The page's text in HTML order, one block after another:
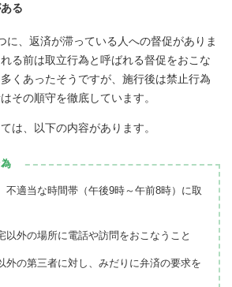
る
に、返済が滞っている人への督促がありま
る前は取立行為と呼ばれる督促をおこな
くあったそうですが、施行後は禁止行為
その順守を徹底しています。
は、以下の内容があります。
不適当な時間帯（午後9時～午前8時）に取
以外の場所に電話や訪問をおこなうこと
外の第三者に対し、みだりに弁済の要求を